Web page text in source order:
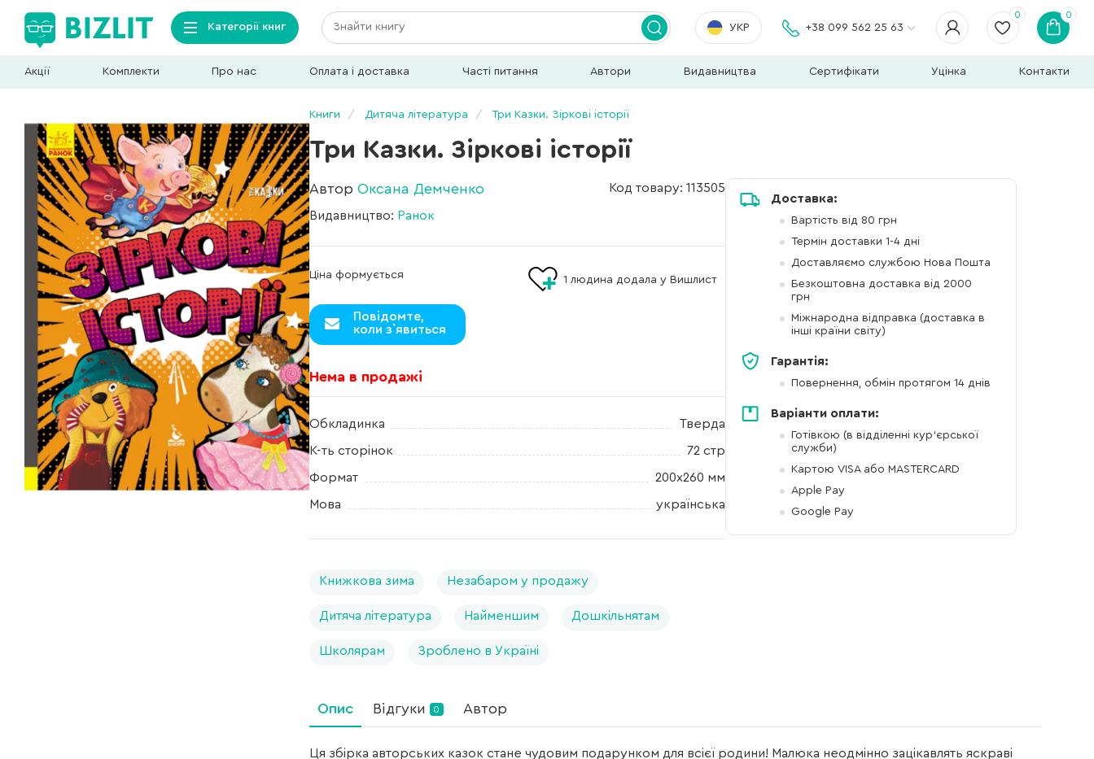
Категорії книг УКР +38 099 562 25 63
0 0
Акції Комплекти Про нас Оплата і доставка Часті питання Автори Видавництва Сертифікати Уцінка Контакти
Книги Дитяча література Три Казки. Зіркові історії
Три Казки. Зіркові історії
Автор Оксана Демченко
Видавництво: Ранок
Код товару: 113505
Ціна формується
Повідомте,
коли з`явиться
1 людина додала у Вишлист
Нема в продажі
Обкладинка Тверда
К-ть сторінок 72 стр
Формат 200х260 мм
Мова українська
Книжкова зима Незабаром у продажу
Дитяча література Найменшим Дошкільнятам
Школярам Зроблено в Україні
Доставка:
Вартість від 80 грн
Термін доставки 1-4 дні
Доставляємо службою Нова Пошта
Безкоштовна доставка від 2000
грн
Міжнародна відправка (доставка в
інші країни світу)
Гарантія:
Повернення, обмін протягом 14 днів
Варіанти оплати:
Готівкою (в відділенні кур'єрської
служби)
Картою VISA або MASTERCARD
Apple Pay
Google Pay
Опис Відгуки 0 Автор
Ця збірка авторських казок стане чудовим подарунком для всієї родини! Малюка неодмінно зацікавлять яскраві